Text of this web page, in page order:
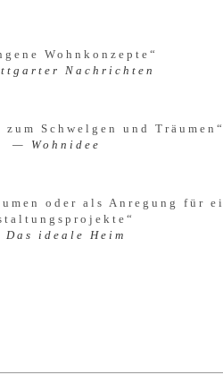
Wohnkonzepte“
Nachrichten
zum Schwelgen und Träumen “
Wohnidee
oder als Anregung für
“
Das ideale Heim